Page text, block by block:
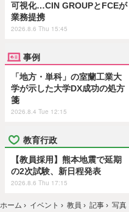
可視化…CIN GROUPとFCEが
業務提携
2026.8.6 Thu 15:45
事例
「地方・単科」の室蘭工業大
学が示した大学DX成功の処方
箋
2026.8.4 Tue 12:15
教育行政
【教員採用】熊本地震で延期
の2次試験、新日程発表
2026.8.6 Thu 17:15
ホーム › イベント › 教員 › 記事 › 写真